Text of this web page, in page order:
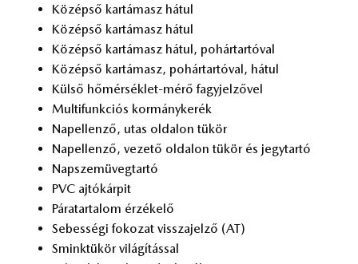
Kö­zép­ső kar­tá­masz há­tul
Kö­zép­ső kar­tá­masz há­tul
Kö­zép­ső kar­tá­masz há­tul, po­hár­tar­tó­val
Kö­zép­ső kar­tá­masz, po­hár­tar­tó­val, há­tul
Kül­ső hő­mér­sék­let-mérő fagy­jel­ző­vel
Mul­ti­funk­ci­ós kor­mány­ke­rék
Nap­el­len­ző, utas ol­da­lon tü­kör
Nap­el­len­ző, ve­ze­tő ol­da­lon tü­kör és jegy­tar­tó
Nap­szem­üveg­tar­tó
PVC aj­tó­kár­pit
Pá­ra­tar­ta­lom ér­zé­ke­lő
Se­bes­sé­gi fo­ko­zat vissza­jel­ző (AT)
Smink­tü­kör vi­lá­gí­tás­sal